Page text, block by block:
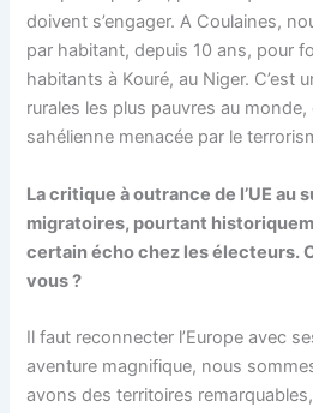
doivent s’engager. A Coulaines,
par habitant, depuis 10 ans, pour
habitants à Kouré, au Niger. C’est
rurales les plus pauvres au
sahélienne menacée par le
La critique à outrance de l’UE au
migratoires, pourtant
certain écho chez les électeurs.
vous ?
Il faut reconnecter l’Europe avec
aventure magnifique, nous
avons des territoires